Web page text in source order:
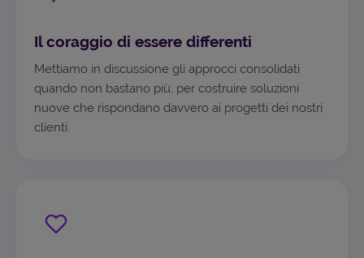
Il coraggio di essere differenti
Mettiamo in discussione gli approcci consolidati
quando non bastano più, per costruire soluzioni
nuove che rispondano davvero ai progetti dei nostri
clienti.